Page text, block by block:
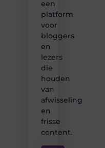
een
platform
voor
bloggers
en
lezers
die
houden
van
afwisseling
en
frisse
content.